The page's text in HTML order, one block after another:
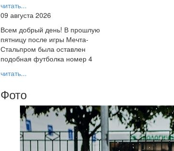
читать...
09 августа 2026
Всем добрый день! В прошлую
пятницу после игры Мечта-
Стальпром была оставлен
подобная футболка номер 4
читать...
Фото